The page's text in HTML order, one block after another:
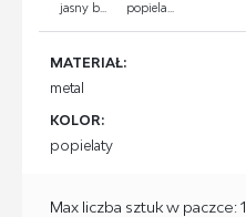
jasny b... popiela...
MATERIAŁ:
metal
KOLOR:
popielaty
Max liczba sztuk w paczce: 1